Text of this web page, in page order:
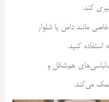
کند.
مانند دامن یا شلوار
استفاده کنید.
هم‌شکل و
می‌کند.